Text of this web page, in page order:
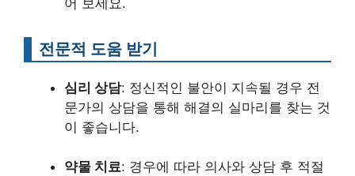
전문적 도움 받기
심리 상담: 정신적인 불안이 지속될 경우 전
문가의 상담을 통해 해결의 실마리를 찾는 것
이 좋습니다.
약물 치료: 경우에 따라 의사와 상담 후 적절